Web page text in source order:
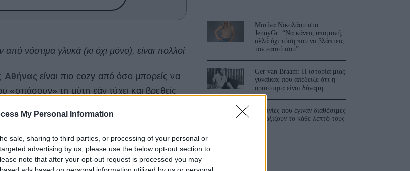
My Personal Information
sale, sharing to third parties, or processing of your personal or
advertising by us, please use the below opt-out section to
note that after your opt-out request is processed you may
νόστιμα γλυκά (κι όχι μόνο), είναι πολλοί
Αθήνας είναι πιο cozy από όσο μπορείς να
«σπάσουν» τη μύτη εάν τύχει και βρεθείς
να ξεκινήσεις τη μέρα σου, όπως σου
.
Ματίνα Νικολάου στο
JennyGr: “Να κάνεις υπομονή,
αλλά όχι τόση που να βλάπτεις
τον εαυτό σου”
Ger van Braam: Η ιστορία μιας
γυναίκας που απέδειξε ότι η
ορατότητα είναι δύναμη
3 ταινίες που έγιναν διαθέσιμες
και αξίζουν το κάθε λεπτό τους